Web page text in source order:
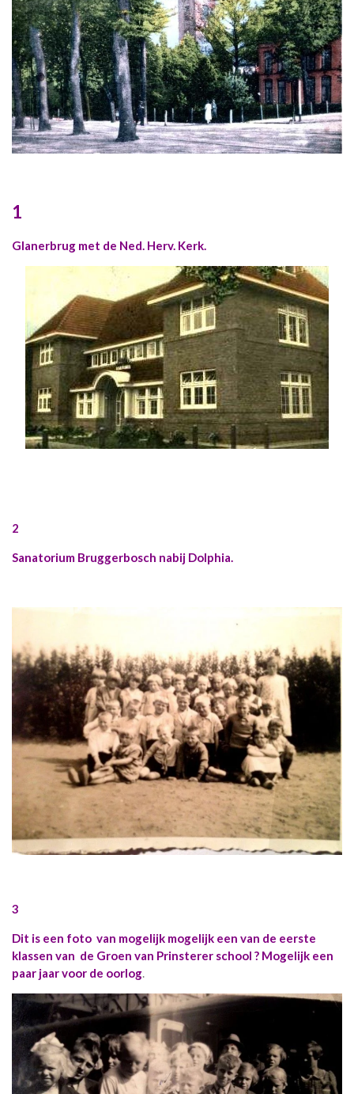
1
Glanerbrug met de Ned. Herv. Kerk.
2
Sanatorium Bruggerbosch nabij Dolphia.
3
Dit is een foto van mogelijk mogelijk een van de eerste
klassen van de Groen van Prinsterer school ? Mogelijk een
paar jaar voor de oorlog.